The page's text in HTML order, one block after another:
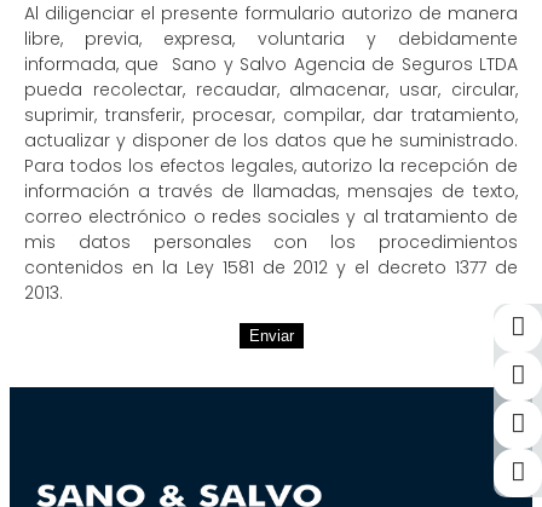
Al diligenciar el presente formulario autorizo de manera
libre, previa, expresa, voluntaria y debidamente
informada, que Sano y Salvo Agencia de Seguros LTDA
pueda recolectar, recaudar, almacenar, usar, circular,
suprimir, transferir, procesar, compilar, dar tratamiento,
actualizar y disponer de los datos que he suministrado.
Para todos los efectos legales, autorizo la recepción de
información a través de llamadas, mensajes de texto,
correo electrónico o redes sociales y al tratamiento de
mis datos personales con los procedimientos
contenidos en la Ley 1581 de 2012 y el decreto 1377 de
2013.
Enviar